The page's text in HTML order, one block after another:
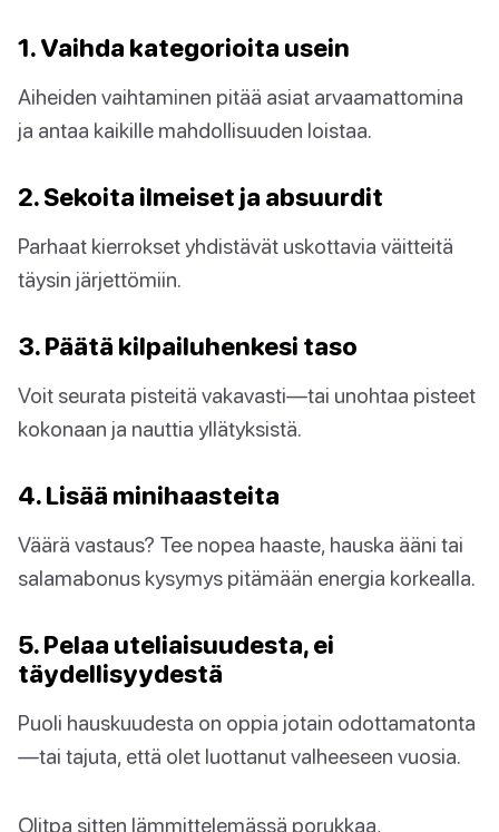
1. Vaihda kategorioita usein
Aiheiden vaihtaminen pitää asiat arvaamattomina
ja antaa kaikille mahdollisuuden loistaa.
2. Sekoita ilmeiset ja absuurdit
Parhaat kierrokset yhdistävät uskottavia väitteitä
täysin järjettömiin.
3. Päätä kilpailuhenkesi taso
Voit seurata pisteitä vakavasti—tai unohtaa pisteet
kokonaan ja nauttia yllätyksistä.
4. Lisää minihaasteita
Väärä vastaus? Tee nopea haaste, hauska ääni tai
salamabonus kysymys pitämään energia korkealla.
5. Pelaa uteliaisuudesta, ei
täydellisyydestä
Puoli hauskuudesta on oppia jotain odottamatonta
—tai tajuta, että olet luottanut valheeseen vuosia.
Olitpa sitten lämmittelemässä porukkaa,